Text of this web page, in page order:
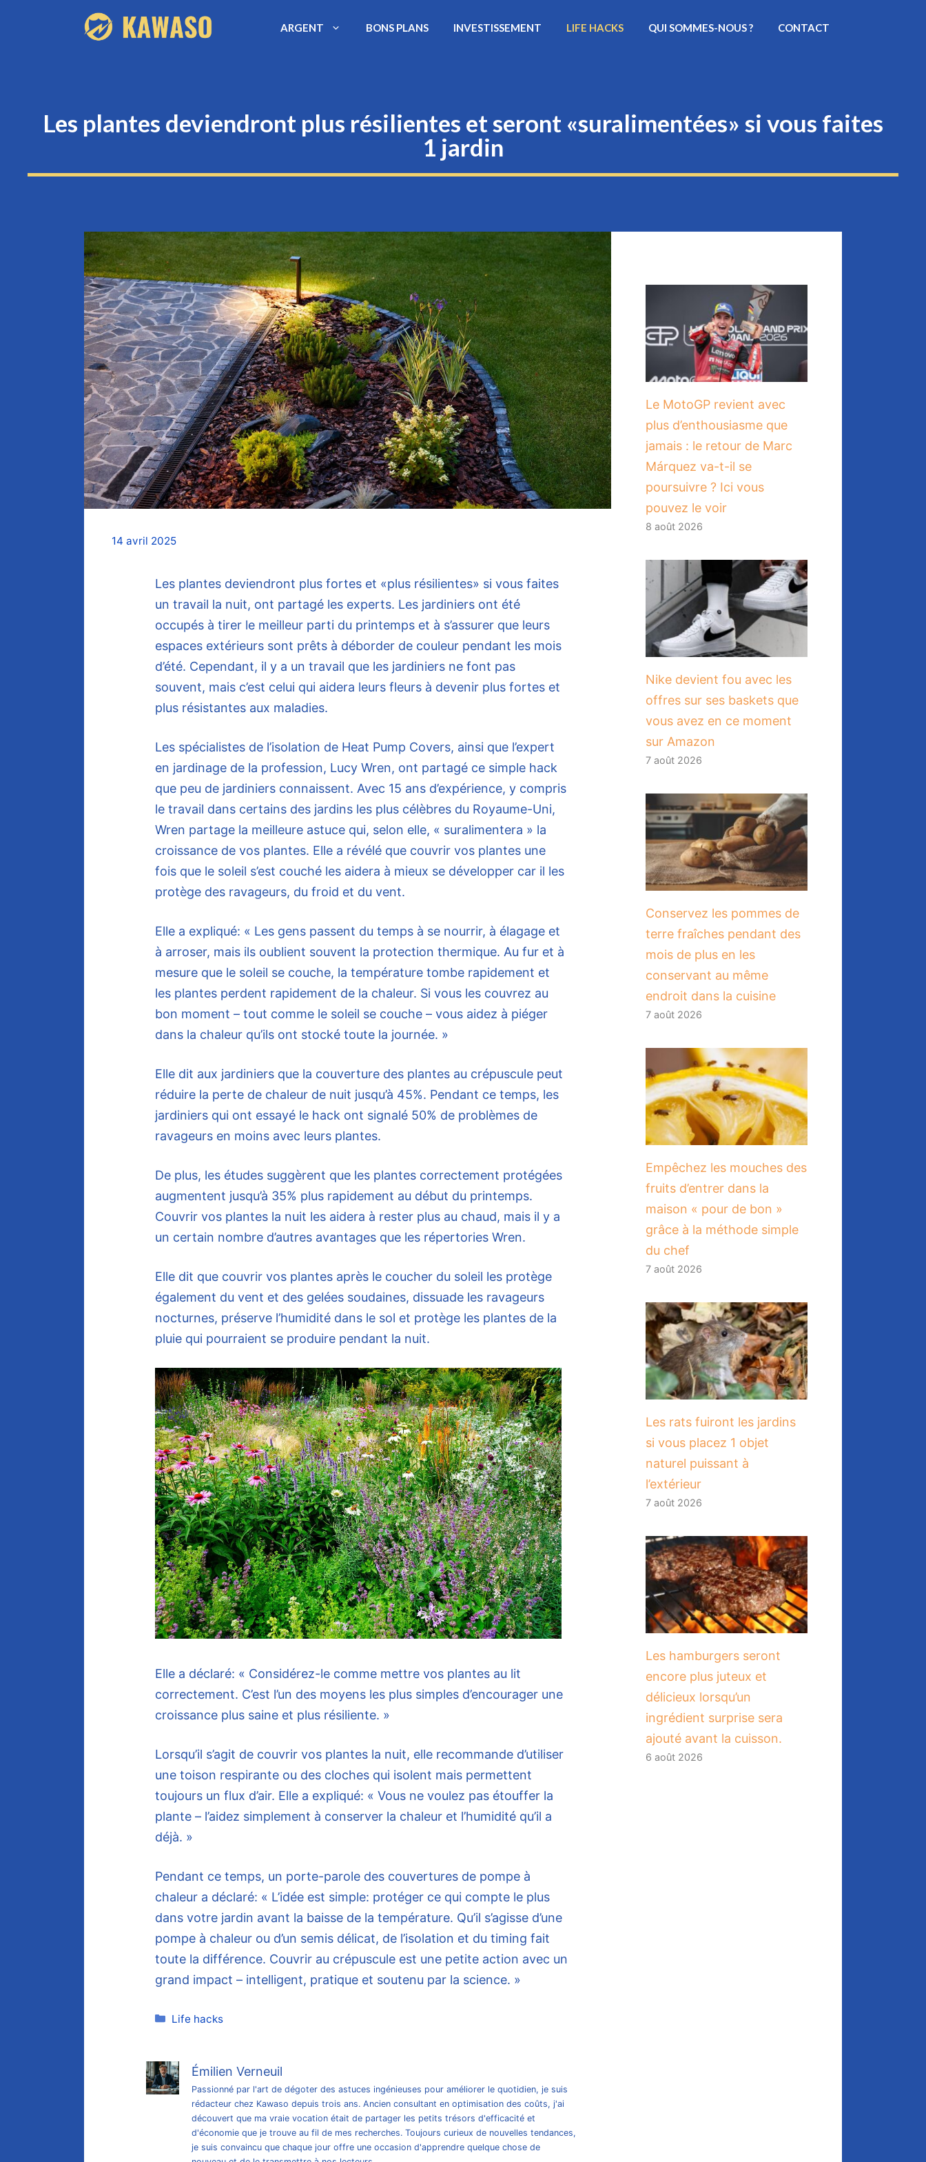
ARGENT BONS PLANS INVESTISSEMENT LIFE HACKS QUI SOMMES-NOUS ? CONTACT
Les plantes deviendront plus résilientes et seront «suralimentées» si vous faites
1 jardin
14 avril 2025
Les plantes deviendront plus fortes et «plus résilientes» si vous faites
un travail la nuit, ont partagé les experts. Les jardiniers ont été
occupés à tirer le meilleur parti du printemps et à s’assurer que leurs
espaces extérieurs sont prêts à déborder de couleur pendant les mois
d’été. Cependant, il y a un travail que les jardiniers ne font pas
souvent, mais c’est celui qui aidera leurs fleurs à devenir plus fortes et
plus résistantes aux maladies.
Les spécialistes de l’isolation de Heat Pump Covers, ainsi que l’expert
en jardinage de la profession, Lucy Wren, ont partagé ce simple hack
que peu de jardiniers connaissent. Avec 15 ans d’expérience, y compris
le travail dans certains des jardins les plus célèbres du Royaume-Uni,
Wren partage la meilleure astuce qui, selon elle, « suralimentera » la
croissance de vos plantes. Elle a révélé que couvrir vos plantes une
fois que le soleil s’est couché les aidera à mieux se développer car il les
protège des ravageurs, du froid et du vent.
Elle a expliqué: « Les gens passent du temps à se nourrir, à élagage et
à arroser, mais ils oublient souvent la protection thermique. Au fur et à
mesure que le soleil se couche, la température tombe rapidement et
les plantes perdent rapidement de la chaleur. Si vous les couvrez au
bon moment – tout comme le soleil se couche – vous aidez à piéger
dans la chaleur qu’ils ont stocké toute la journée. »
Elle dit aux jardiniers que la couverture des plantes au crépuscule peut
réduire la perte de chaleur de nuit jusqu’à 45%. Pendant ce temps, les
jardiniers qui ont essayé le hack ont ​​signalé 50% de problèmes de
ravageurs en moins avec leurs plantes.
De plus, les études suggèrent que les plantes correctement protégées
augmentent jusqu’à 35% plus rapidement au début du printemps.
Couvrir vos plantes la nuit les aidera à rester plus au chaud, mais il y a
un certain nombre d’autres avantages que les répertories Wren.
Elle dit que couvrir vos plantes après le coucher du soleil les protège
également du vent et des gelées soudaines, dissuade les ravageurs
nocturnes, préserve l’humidité dans le sol et protège les plantes de la
pluie qui pourraient se produire pendant la nuit.
Elle a déclaré: « Considérez-le comme mettre vos plantes au lit
correctement. C’est l’un des moyens les plus simples d’encourager une
croissance plus saine et plus résiliente. »
Lorsqu’il s’agit de couvrir vos plantes la nuit, elle recommande d’utiliser
une toison respirante ou des cloches qui isolent mais permettent
toujours un flux d’air. Elle a expliqué: « Vous ne voulez pas étouffer la
plante – l’aidez simplement à conserver la chaleur et l’humidité qu’il a
déjà. »
Pendant ce temps, un porte-parole des couvertures de pompe à
chaleur a déclaré: « L’idée est simple: protéger ce qui compte le plus
dans votre jardin avant la baisse de la température. Qu’il s’agisse d’une
pompe à chaleur ou d’un semis délicat, de l’isolation et du timing fait
toute la différence. Couvrir au crépuscule est une petite action avec un
grand impact – intelligent, pratique et soutenu par la science. »
Catégories
Life hacks
Émilien Verneuil
Passionné par l'art de dégoter des astuces ingénieuses pour améliorer le quotidien, je suis
rédacteur chez Kawaso depuis trois ans. Ancien consultant en optimisation des coûts, j'ai
découvert que ma vraie vocation était de partager les petits trésors d'efficacité et
d'économie que je trouve au fil de mes recherches. Toujours curieux de nouvelles tendances,
je suis convaincu que chaque jour offre une occasion d'apprendre quelque chose de
Le MotoGP revient avec
plus d’enthousiasme que
jamais : le retour de Marc
Márquez va-t-il se
poursuivre ? Ici vous
pouvez le voir
8 août 2026
Nike devient fou avec les
offres sur ses baskets que
vous avez en ce moment
sur Amazon
7 août 2026
Conservez les pommes de
terre fraîches pendant des
mois de plus en les
conservant au même
endroit dans la cuisine
7 août 2026
​Empêchez les mouches des
fruits d’entrer dans la
maison « pour de bon »
grâce à la méthode simple
du chef
7 août 2026
Les rats fuiront les jardins
si vous placez 1 objet
naturel puissant à
l’extérieur
7 août 2026
Les hamburgers seront
encore plus juteux et
délicieux lorsqu’un
ingrédient surprise sera
ajouté avant la cuisson.
6 août 2026